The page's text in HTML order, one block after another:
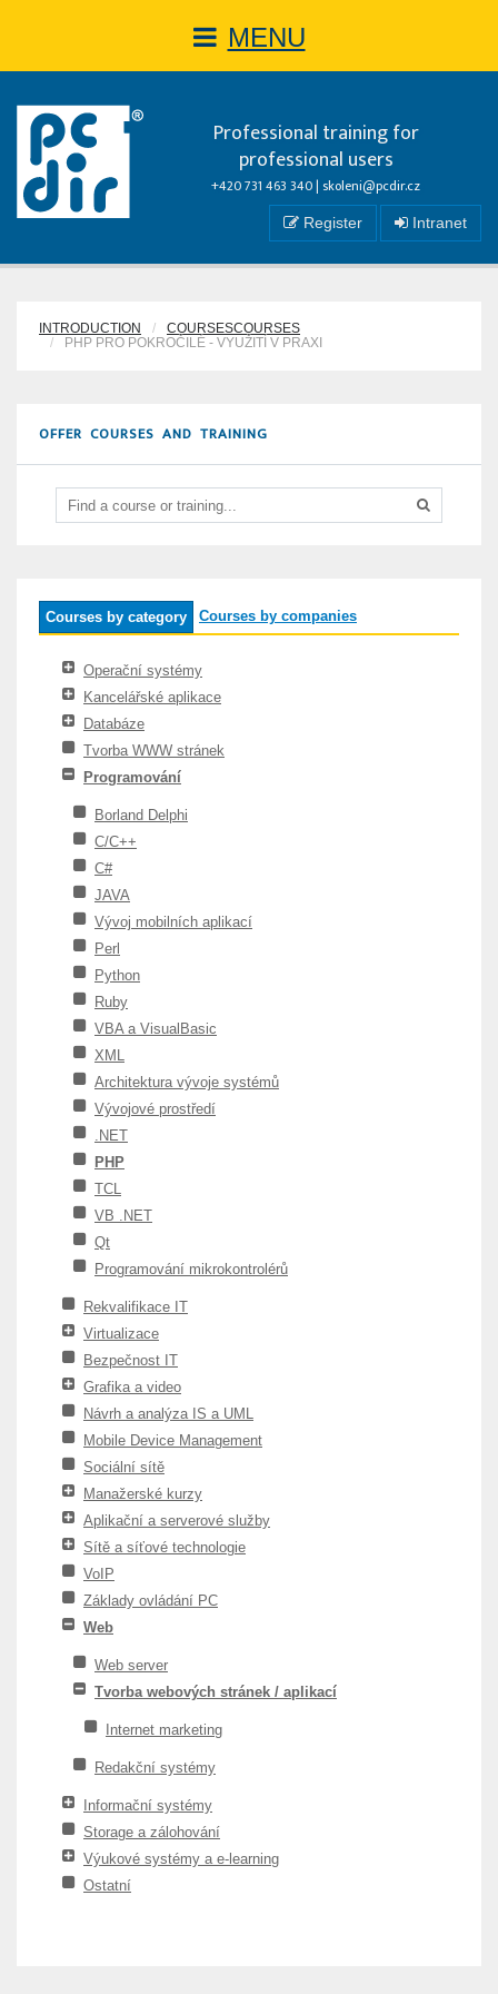
MENU
Professional training for
professional users
+420 731 463 340 | skoleni@pcdir.cz
Register Intranet
INTRODUCTION
COURSESCOURSES
PHP PRO POKROČILÉ - VYUŽITÍ V PRAXI
OFFER COURSES AND TRAINING
Courses by category Courses by companies
Operační systémy
Kancelářské aplikace
Databáze
Tvorba WWW stránek
Programování
Borland Delphi
C/C++
C#
JAVA
Vývoj mobilních aplikací
Perl
Python
Ruby
VBA a VisualBasic
XML
Architektura vývoje systémů
Vývojové prostředí
.NET
PHP
TCL
VB .NET
Qt
Programování mikrokontrolérů
Rekvalifikace IT
Virtualizace
Bezpečnost IT
Grafika a video
Návrh a analýza IS a UML
Mobile Device Management
Sociální sítě
Manažerské kurzy
Aplikační a serverové služby
Sítě a síťové technologie
VoIP
Základy ovládání PC
Web
Web server
Tvorba webových stránek / aplikací
Internet marketing
Redakční systémy
Informační systémy
Storage a zálohování
Výukové systémy a e-learning
Ostatní